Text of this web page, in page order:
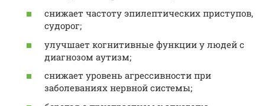
снижает частоту эпилептических приступов,
судорог;
улучшает когнитивные функции у людей с
диагнозом аутизм;
снижает уровень агрессивности при
заболеваниях нервной системы;